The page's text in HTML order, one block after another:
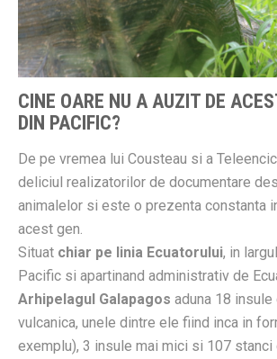
CINE OARE NU A AUZIT DE
DIN PACIFIC?
De pe vremea lui Cousteau si a
deliciul realizatorilor de documentare
animalelor si este o prezenta constanta
acest gen.
Situat chiar pe linia Ecuatorului, in
Pacific si apartinand administrativ de
Arhipelagul Galapagos aduna 18
vulcanica, unele dintre ele fiind inca in
exemplu), 3 insule mai mici si 107 stanci